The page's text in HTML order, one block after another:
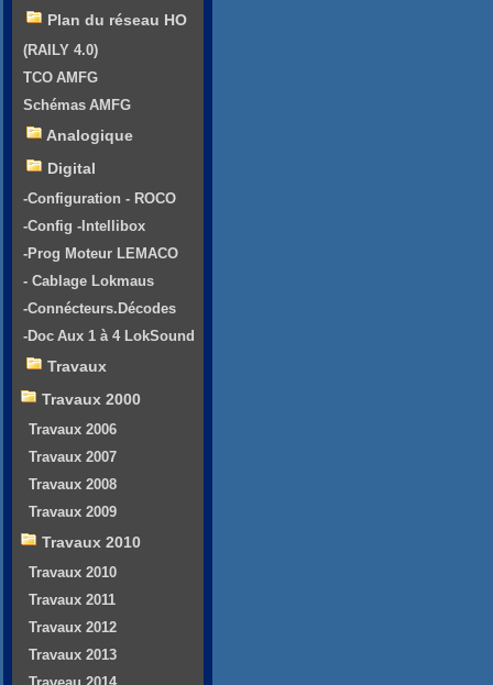
Plan du réseau HO
(RAILY 4.0)
TCO AMFG
Schémas AMFG
Analogique
Digital
-Configuration - ROCO
-Config -Intellibox
-Prog Moteur LEMACO
- Cablage Lokmaus
-Connécteurs.Décodes
-Doc Aux 1 à 4 LokSound
Travaux
Travaux 2000
Travaux 2006
Travaux 2007
Travaux 2008
Travaux 2009
Travaux 2010
Travaux 2010
Travaux 2011
Travaux 2012
Travaux 2013